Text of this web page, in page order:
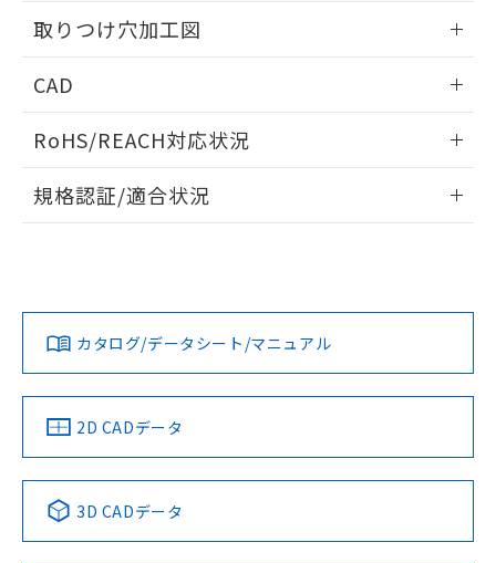
取りつけ穴加工図
CAD
ドすることができます。
ログイン/会員登録
ダウンロードデータをご利用いただく前に、以下を必ずお読
みください。
ソフトウェアの使用条件
RoHS/REACH対応状況
EU RoHS 注意事項・凡例
対応済み
中国 RoHS 注意事項・凡例
Pb Hg Cd Cr(VI)
規格認証/適合状況
カタログ/データシート/マニュアル
2D CADデータ
3D CADデータ
り、2022年1月12日より割愛しておりま
す。